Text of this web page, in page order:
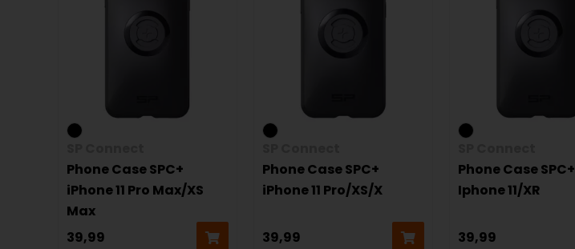
Phone Case SPC+
iPhone 11 Pro Max/XS
Max
39,99
Phone Case SPC+
iPhone 11 Pro/XS/X
39,99
Phone Case SPC+
Iphone 11/XR
39,99